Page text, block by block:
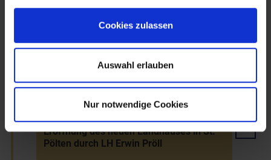
Cookies zulassen
Auswahl erlauben
Nur notwendige Cookies
27.10.1996
Auen: Vertragsunterzeichnung auf dem
15.11.1996
Eröffnung des neuen Landhauses in St.
Pölten durch LH Erwin Pröll